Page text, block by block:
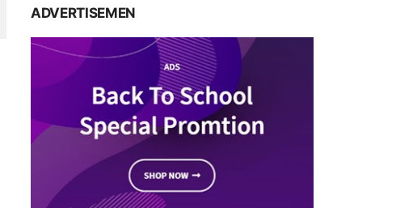
ADVERTISEMEN